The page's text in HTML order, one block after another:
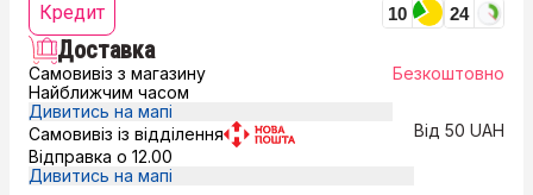
Кредит 10 24
Доставка
Самовивіз з магазину
Найближчим часом
Дивитись на мапі
Безкоштовно
Самовивіз із відділення
Відправка о 12.00
Дивитись на мапі
Від 50 UAH